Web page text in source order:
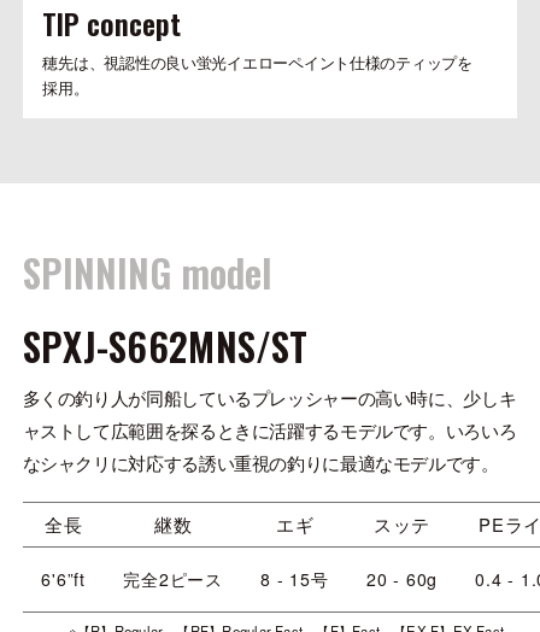
TIP concept
穂先は、視認性の良い蛍光イエローペイント仕様のティップを
採用。
SPINNING model
SPXJ-S662MNS/ST
多くの釣り人が同船しているプレッシャーの高い時に、少しキ
ャストして広範囲を探るときに活躍するモデルです。いろいろ
なシャクリに対応する誘い重視の釣りに最適なモデルです。
全長 継数 エギ スッテ PEラ
6'6”ft 完全2ピース 8 - 15号 20 - 60g 0.4 -